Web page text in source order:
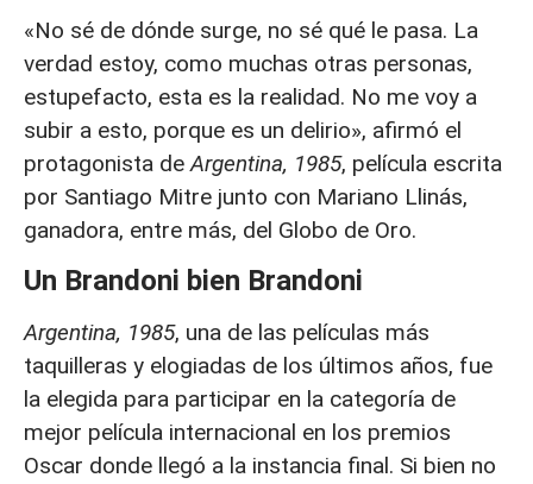
«No sé de dónde surge, no sé qué le pasa. La
verdad estoy, como muchas otras personas,
estupefacto, esta es la realidad. No me voy a
subir a esto, porque es un delirio», afirmó el
protagonista deArgentina, 1985, película escrita
por Santiago Mitre junto con Mariano Llinás,
ganadora, entre más, del Globo de Oro.
Un Brandoni bien Brandoni
Argentina, 1985, una de las películas más
taquilleras y elogiadas de los últimos años, fue
la elegida para participar en la categoría de
mejor película internacional en los premios
Oscar donde llegó a la instancia final. Si bien no